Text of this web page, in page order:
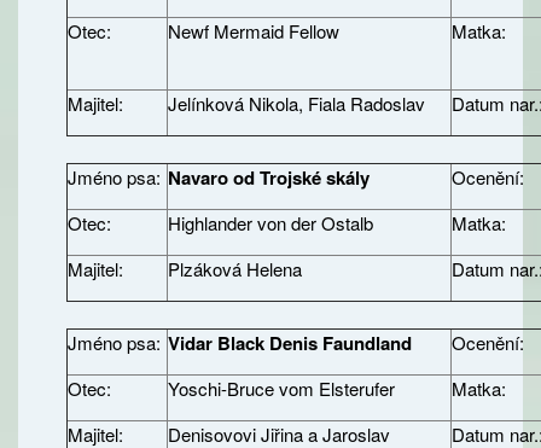
Otec:
Newf Mermaid Fellow Matka:
Majitel: Jelínková Nikola, Fiala Radoslav Datum
Jméno psa: Navaro od Trojské skály
Ocenění:
Otec:
Highlander von der Ostalb
Matka:
Majitel:
Plzáková Helena Datum
Jméno psa: Vidar Black Denis Faundland
Ocenění:
Otec:
Yoschi-Bruce vom Elsterufer
Matka:
Majitel:
Denisovovi Jiřina a Jaroslav Datum